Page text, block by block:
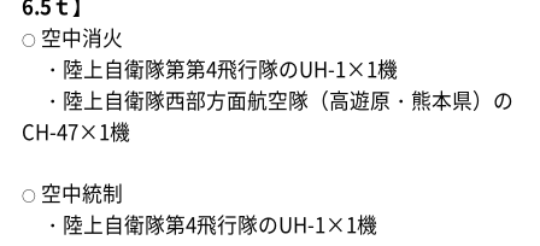
6.5ｔ】
○空中消火
・陸上自衛隊第第4飛行隊のUH-1×1機
・陸上自衛隊西部方面航空隊（高遊原・熊本県）の
CH-47×1機
○空中統制
・陸上自衛隊第4飛行隊のUH-1×1機